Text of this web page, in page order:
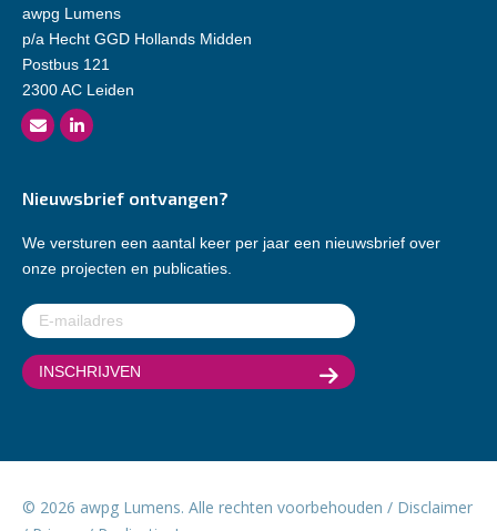
awpg Lumens
p/a Hecht GGD Hollands Midden
Postbus 121
2300 AC Leiden
Nieuwsbrief ontvangen?
We versturen een aantal keer per jaar een nieuwsbrief over
onze projecten en publicaties.
E-
mailadres(Vereist)
© 2026 awpg Lumens. Alle rechten voorbehouden / Disclaimer